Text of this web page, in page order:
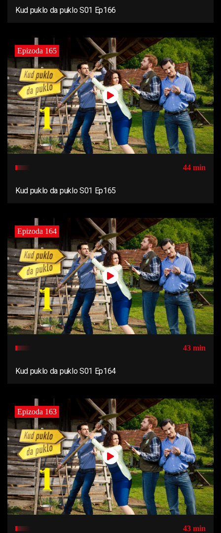
Kud puklo da puklo S01 Ep166
Epizoda 165
44 min
Kud puklo da puklo S01 Ep165
Epizoda 164
43 min
Kud puklo da puklo S01 Ep164
Epizoda 163
43 min